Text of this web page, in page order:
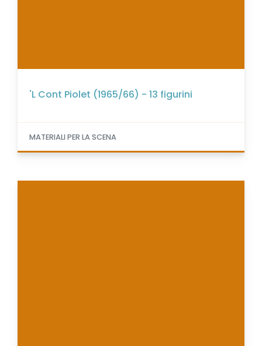
'L Cont Piolet (1965/66) - 13 figurini
MATERIALI PER LA SCENA